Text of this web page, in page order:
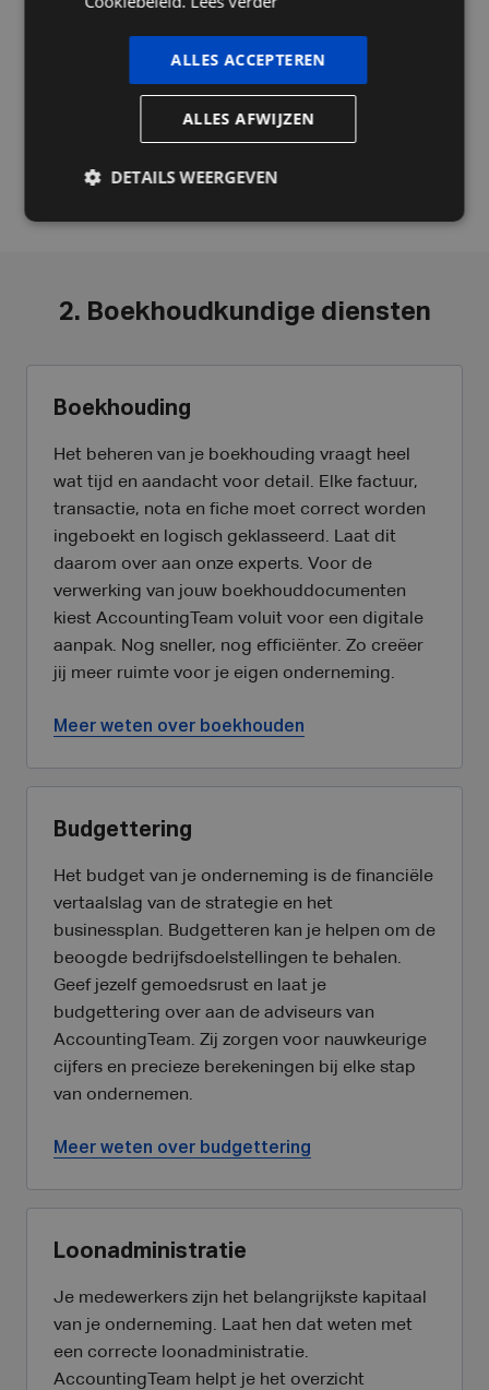
worden? Dan is de eerste belangrijke stap
gezet. Maar wat nu?! Als starter een eigen zaak
oprichten is een grote stap. Dankzij onze
persoonlijke opstartservice is het een stap
waarbij je op onze experts kan rekenen.
Meer weten over startersadvies
2. Boekhoudkundige diensten
Boekhouding
Het beheren van je boekhouding vraagt heel
wat tijd en aandacht voor detail. Elke factuur,
transactie, nota en fiche moet correct worden
ingeboekt en logisch geklasseerd. Laat dit
daarom over aan onze experts. Voor de
verwerking van jouw boekhouddocumenten
kiest AccountingTeam voluit voor een digitale
aanpak. Nog sneller, nog efficiënter. Zo creëer
jij meer ruimte voor je eigen onderneming.
Meer weten over boekhouden
Budgettering
Het budget van je onderneming is de financiële
vertaalslag van de strategie en het
businessplan. Budgetteren kan je helpen om de
beoogde bedrijfsdoelstellingen te behalen.
Geef jezelf gemoedsrust en laat je
budgettering over aan de adviseurs van
AccountingTeam. Zij zorgen voor nauwkeurige
cijfers en precieze berekeningen bij elke stap
van ondernemen.
Meer weten over budgettering
Loonadministratie
Je medewerkers zijn het belangrijkste kapitaal
van je onderneming. Laat hen dat weten met
een correcte loonadministratie.
AccountingTeam helpt je het overzicht
ALLES ACCEPTEREN
ALLES AFWIJZEN
DETAILS WEERGEVEN